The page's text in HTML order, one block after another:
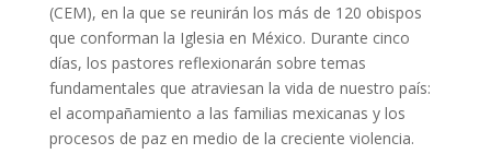
(CEM), en la que se reunirán los más de 120 obispos
que conforman la Iglesia en México. Durante cinco
días, los pastores reflexionarán sobre temas
fundamentales que atraviesan la vida de nuestro país:
el acompañamiento a las familias mexicanas y los
procesos de paz en medio de la creciente violencia.